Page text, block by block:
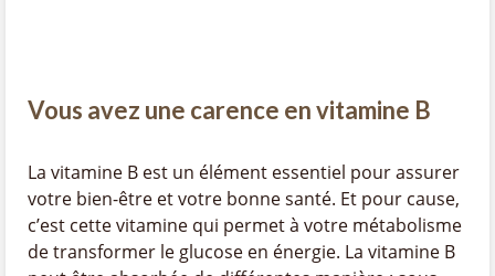
Vous avez une carence en vitamine B
La vitamine B est un élément essentiel pour assurer
votre bien-être et votre bonne santé. Et pour cause,
c’est cette vitamine qui permet à votre métabolisme
de transformer le glucose en énergie. La vitamine B